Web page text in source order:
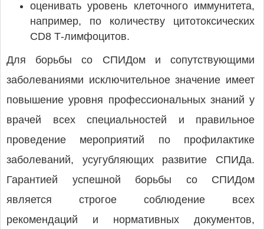
оценивать уровень клеточного иммунитета,
например, по количеству цитотоксических
CD8 Т-лимфоцитов.
Для борьбы со СПИДом и сопутствующими
заболеваниями исключительное значение имеет
повышение уровня профессиональных знаний у
врачей всех специальностей и правильное
проведение мероприятий по профилактике
заболеваний, усугубляющих развитие СПИДа.
Гарантией успешной борьбы со СПИДом
является строгое соблюдение всех
рекомендаций и нормативных документов,